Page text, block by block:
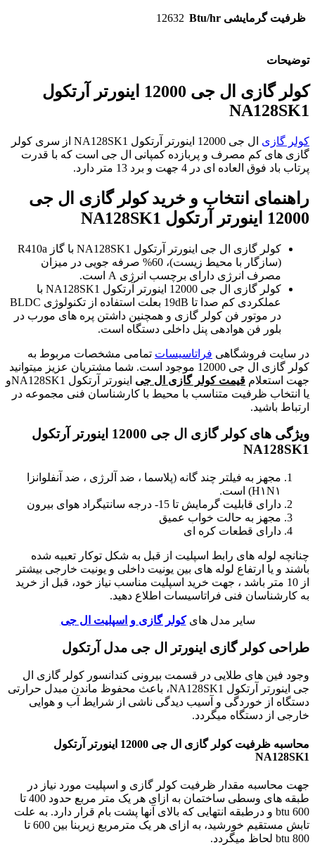
ظرفیت گرمایشی Btu/hr 12632
توضیحات
کولر گازی ال جی 12000 اینورتر آرتکول
NA128SK1
کولر گازی
ال جی 12000 اینورتر آرتکول NA128SK1 از سری کولر
گازی های کم مصرف و پربازده کمپانی ال جی است که با قدرت
پرتاب باد فوق العاده ای در 4 جهت و برد 13 متر دارد.
راهنمای انتخاب و خرید کولر گازی ال جی
12000 اینورتر آرتکول
NA128SK1
کولر گازی ال جی اینورتر آرتکول NA128SK1 با گاز R410a
(سازگار با محیط زیست)، 60% صرفه جویی در میزان
مصرف انرژی دارای برچسب انرژی A است.
کولر گازی ال جی 12000 اینورتر آرتکول NA128SK1 با
عملکردی کم صدا تا 19dB بعلت استفاده از تکنولوژی BLDC
در موتور فن کولر گازی و همچنین داشتن پره های مورب در
بلور فن هوادهی پنل داخلی دستگاه است.
در سایت فروشگاهی فراتاسیساتتمامی مشخصات مربوط به
کولر گازی ال جی 12000 موجود است. شما مشتریان عزیز میتوانید
جهت استعلام قیمت کولر گازی ال جی
اینورتر آرتکول NA128SK1و
یا انتخاب ظرفیت متناسب با محیط با کارشناسان فنی مجموعه در
ارتباط باشید.
ویژگی های کولر گازی ال جی 12000 اینورتر آرتکول
NA128SK1
مجهز به فیلتر چند گانه (پلاسما ، ضد آلرژی ، ضد آنفلوانزا
H۱N۱) است.
دارای قابلیت گرمایش تا 15- درجه سانتیگراد هوای بیرون
مجهز به حالت خواب عمیق
دارای قطعات کره ای
چنانچه لوله های رابط اسپلیت از قبل به شکل توکار تعبیه شده
باشند و یا ارتفاع لوله های بین یونیت داخلی و یونیت خارجی بیشتر
از 10 متر باشد ، جهت خرید اسپلیت مناسب نیاز خود، قبل از خرید
به کارشناسان فنی فراتاسیسات اطلاع دهید.
سایر مدل های کولر گازی و اسپلیت ال جی
طراحی کولر گازی اینورتر ال جی مدل آرتکول
وجود فین های طلایی در قسمت بیرونی کندانسور کولر گازی ال
جی اینورتر آرتکول NA128SK1، باعث محفوظ ماندن مبدل حرارتی
دستگاه از خوردگی و آسیب دیدگی ناشی از شرایط آب و هوایی
خارجی از دستگاه میگردد.
محاسبه ظرفیت کولر گازی ال جی 12000 اینورتر آرتکول
NA128SK1
جهت محاسبه مقدار ظرفیت کولر گازی و اسپلیت مورد نیاز در
طبقه های وسطی ساختمان به ازای هر یک متر مربع حدود 400 تا
600 btu و درطبقه انتهایی که بالای آنها پشت بام قرار دارد. به علت
تابش مستقیم خورشید، به ازای هر یک مترمربع زیربنا بین 600 تا
800 btu لحاظ میگردد.